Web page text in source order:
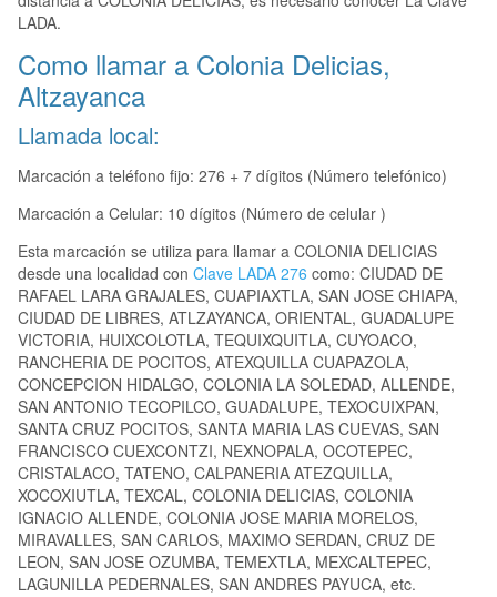
LADA.
Como llamar a Colonia Delicias,
Altzayanca
Llamada local:
Marcación a teléfono fijo: 276 + 7 dígitos (Número telefónico)
Marcación a Celular: 10 dígitos (Número de celular )
Esta marcación se utiliza para llamar a COLONIA DELICIAS
desde una localidad con Clave LADA 276 como: CIUDAD DE
RAFAEL LARA GRAJALES, CUAPIAXTLA, SAN JOSE CHIAPA,
CIUDAD DE LIBRES, ATLZAYANCA, ORIENTAL, GUADALUPE
VICTORIA, HUIXCOLOTLA, TEQUIXQUITLA, CUYOACO,
RANCHERIA DE POCITOS, ATEXQUILLA CUAPAZOLA,
CONCEPCION HIDALGO, COLONIA LA SOLEDAD, ALLENDE,
SAN ANTONIO TECOPILCO, GUADALUPE, TEXOCUIXPAN,
SANTA CRUZ POCITOS, SANTA MARIA LAS CUEVAS, SAN
FRANCISCO CUEXCONTZI, NEXNOPALA, OCOTEPEC,
CRISTALACO, TATENO, CALPANERIA ATEZQUILLA,
XOCOXIUTLA, TEXCAL, COLONIA DELICIAS, COLONIA
IGNACIO ALLENDE, COLONIA JOSE MARIA MORELOS,
MIRAVALLES, SAN CARLOS, MAXIMO SERDAN, CRUZ DE
LEON, SAN JOSE OZUMBA, TEMEXTLA, MEXCALTEPEC,
LAGUNILLA PEDERNALES, SAN ANDRES PAYUCA, etc.